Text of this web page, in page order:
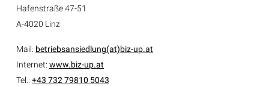
Hafenstraße 47-51
A-4020 Linz
Mail: betriebsansiedlung(at)biz-up.at
Internet: www.biz-up.at
Tel.: +43 732 79810 5043